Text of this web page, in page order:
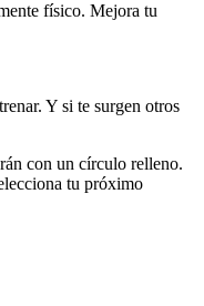
físico. Mejora tu
Y si te surgen otros
con un círculo relleno.
tu próximo